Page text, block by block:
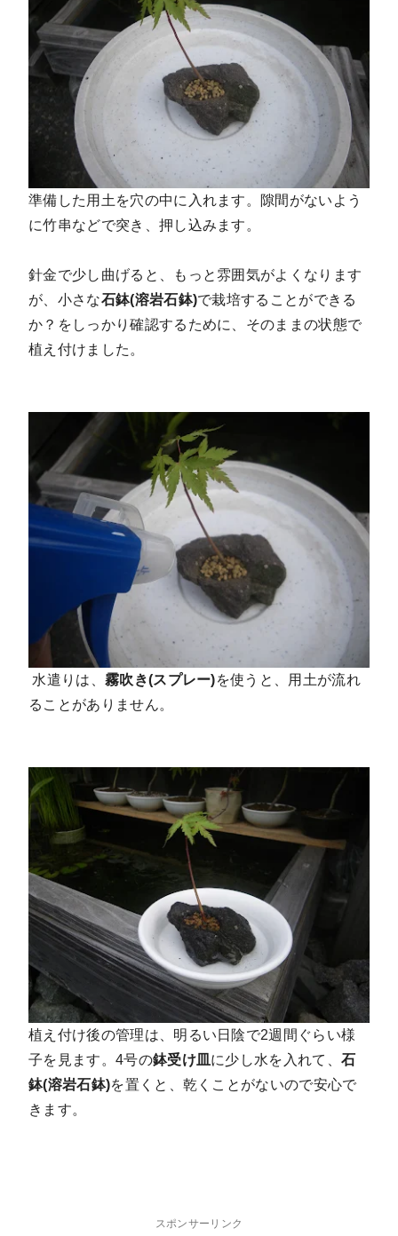
準備した用土を穴の中に入れます。隙間がないよう
に竹串などで突き、押し込みます。
針金で少し曲げると、もっと雰囲気がよくなります
が、小さな石鉢(溶岩石鉢)で栽培することができる
か？をしっかり確認するために、そのままの状態で
植え付けました。
水遣りは、 霧吹き(スプレー)を使うと、用土が流れ
ることがありません。
植え付け後の管理は、明るい日陰で2週間ぐらい様
子を見ます。4号の鉢受け皿 に少し水を入れて、石
鉢(溶岩石鉢)を置くと、乾くことがないので安心で
きます。
スポンサーリンク